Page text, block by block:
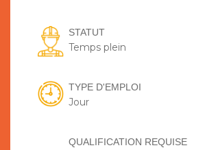
STATUT
Temps plein
TYPE D'EMPLOI
Jour
QUALIFICATION REQUISE